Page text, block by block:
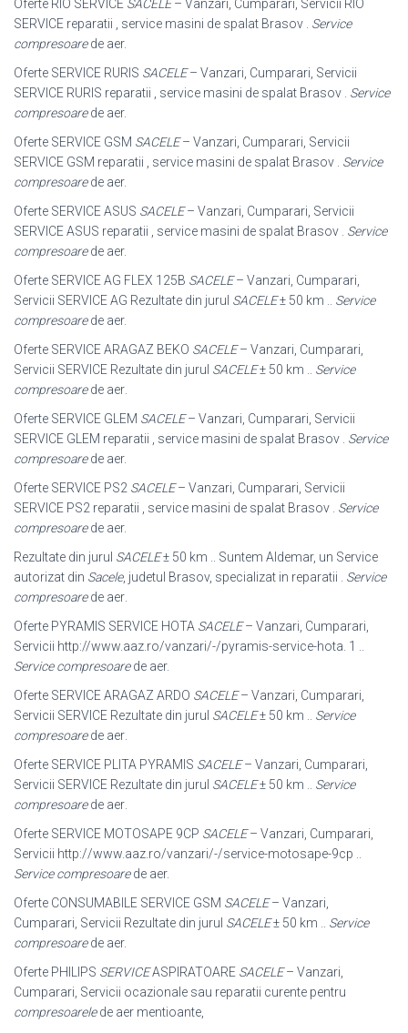
Oferte RIO SERVICE SACELE– Vanzari, Cumparari, Servicii RIO
SERVICE reparatii , service masini de spalat Brasov . Service
compresoarede aer.
Oferte SERVICE RURIS SACELE– Vanzari, Cumparari, Servicii
SERVICE RURIS reparatii , service masini de spalat Brasov . Service
compresoarede aer.
Oferte SERVICE GSM SACELE– Vanzari, Cumparari, Servicii
SERVICE GSM reparatii , service masini de spalat Brasov . Service
compresoarede aer.
Oferte SERVICE ASUS SACELE– Vanzari, Cumparari, Servicii
SERVICE ASUS reparatii , service masini de spalat Brasov . Service
compresoarede aer.
Oferte SERVICE AG FLEX 125B SACELE– Vanzari, Cumparari,
Servicii SERVICE AG Rezultate din jurul SACELE± 50 km .. Service
compresoarede aer.
Oferte SERVICE ARAGAZ BEKO SACELE– Vanzari, Cumparari,
Servicii SERVICE Rezultate din jurul SACELE± 50 km .. Service
compresoarede aer
Oferte SERVICE GLEM SACELE– Vanzari, Cumparari, Servicii
SERVICE GLEM reparatii , service masini de spalat Brasov . Service
compresoarede aer.
Oferte SERVICE PS2 SACELE– Vanzari, Cumparari, Servicii
SERVICE PS2 reparatii , service masini de spalat Brasov . Service
compresoarede aer.
Rezultate din jurul SACELE± 50 km .. Suntem Aldemar, un Service
autorizat din Sacele, judetul Brasov, specializat in reparatii . Service
compresoarede aer
Oferte PYRAMIS SERVICE HOTA SACELE– Vanzari, Cumparari,
Servicii http://www.aaz.ro/vanzari/-/pyramis-service-hota. 1 ..
Service compresoarede aer.
Oferte SERVICE ARAGAZ ARDO SACELE– Vanzari, Cumparari,
Servicii SERVICE Rezultate din jurul SACELE± 50 km .. Service
compresoarede aer
Oferte SERVICE PLITA PYRAMIS SACELE– Vanzari, Cumparari,
Servicii SERVICE Rezultate din jurul SACELE± 50 km .. Service
compresoarede aer
Oferte SERVICE MOTOSAPE 9CP SACELE– Vanzari, Cumparari,
Servicii http://www.aaz.ro/vanzari/-/service-motosape-9cp ..
Service compresoarede aer.
Oferte CONSUMABILE SERVICE GSM SACELE– Vanzari,
Cumparari, Servicii Rezultate din jurul SACELE± 50 km .. Service
compresoarede aer.
Oferte PHILIPS SERVICEASPIRATOARE SACELE– Vanzari,
Cumparari, Servicii ocazionale sau reparatii curente pentru
compresoarelede aer mentioante,